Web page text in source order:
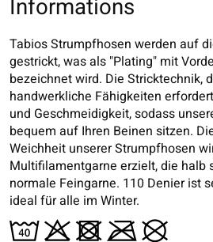
Informations
Tabios Strumpfhosen werden auf
gestrickt, was als "Plating" mit
bezeichnet wird. Die Stricktechnik,
handwerkliche Fähigkeiten
und Geschmeidigkeit, sodass
bequem auf Ihren Beinen sitzen.
Weichheit unserer Strumpfhosen
Multifilamentgarne erzielt, die halb
normale Feingarne. 110 Denier ist
ideal für alle im Winter.